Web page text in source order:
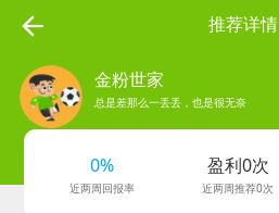
推荐详情
金粉世家
总是差那么一丢丢，也是很无奈
0%
近两周回报率
盈利0次
近两周推荐0次